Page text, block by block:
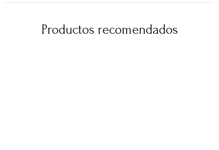
Productos recomendados